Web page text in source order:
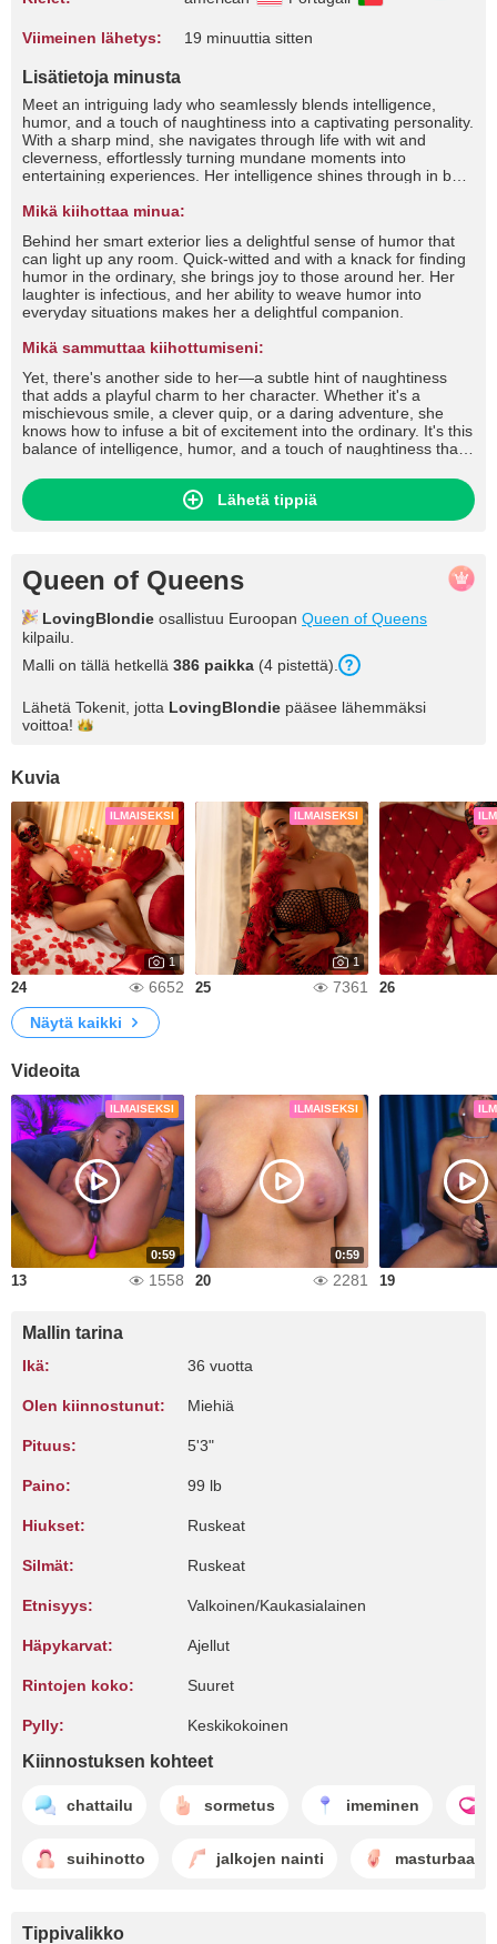
Viimeinen lähetys: 19 minuuttia sitten
Lisätietoja minusta
Meet an intriguing lady who seamlessly blends intelligence,
humor, and a touch of naughtiness into a captivating personality.
With a sharp mind, she navigates through life with wit and
cleverness, effortlessly turning mundane moments into
entertaining experiences. Her intelligence shines through in both
individual to engage with.
Mikä kiihottaa minua:
Behind her smart exterior lies a delightful sense of humor that
can light up any room. Quick-witted and with a knack for finding
humor in the ordinary, she brings joy to those around her. Her
laughter is infectious, and her ability to weave humor into
everyday situations makes her a delightful companion.
Mikä sammuttaa kiihottumiseni:
Yet, there's another side to her—a subtle hint of naughtiness
that adds a playful charm to her character. Whether it's a
mischievous smile, a clever quip, or a daring adventure, she
knows how to infuse a bit of excitement into the ordinary. It's this
balance of intelligence, humor, and a touch of naughtiness that
social setting.
Lähetä tippiä
Queen of Queens
LovingBlondie osallistuu Euroopan Queen of Queens
kilpailu.
Malli on tällä hetkellä 386 paikka (4 pistettä).
Lähetä Tokenit, jotta LovingBlondie pääsee lähemmäksi
voittoa!
Kuvia
ILMAISEKSI
1
24 6652
ILMAISEKSI
1
25 7361 26
Näytä kaikki
Videoita
ILMAISEKSI
0:59
13 1558
ILMAISEKSI
0:59
20 2281 19
Mallin tarina
Ikä: 36 vuotta
Olen kiinnostunut: Miehiä
Pituus: 5'3"
Paino: 99 lb
Hiukset: Ruskeat
Silmät: Ruskeat
Etnisyys: Valkoinen/Kaukasialainen
Häpykarvat: Ajellut
Rintojen koko: Suuret
Pylly: Keskikokoinen
Kiinnostuksen kohteet
chattailu sormetus imeminen
suihinotto jalkojen nainti masturbaatio
Tippivalikko